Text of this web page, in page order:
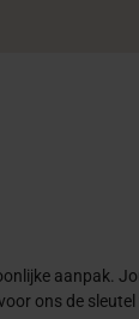
aanpak.
ons de